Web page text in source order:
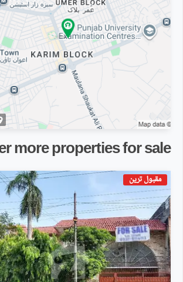
more properties for sale
مقبول ترین